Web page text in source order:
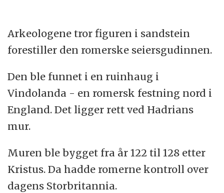
Arkeologene tror figuren i sandstein
forestiller den romerske seiersgudinnen.
Den ble funnet i en ruinhaug i
Vindolanda - en romersk festning nord i
England. Det ligger rett ved Hadrians
mur.
Muren ble bygget fra år 122 til 128 etter
Kristus. Da hadde romerne kontroll over
dagens Storbritannia.